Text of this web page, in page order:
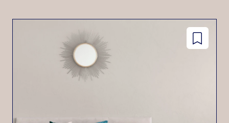
instagrampinterestyoutube
Dodaj
do